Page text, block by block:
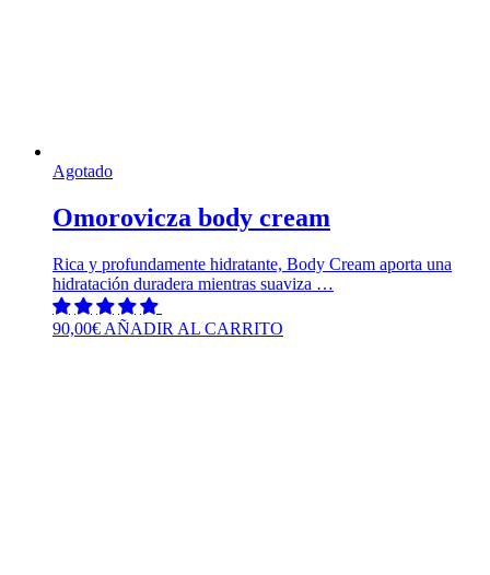
Agotado
Omorovicza body cream
Rica y profundamente hidratante, Body Cream aporta una
hidratación duradera mientras suaviza …
90,00€ AÑADIR AL CARRITO